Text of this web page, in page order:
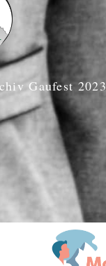
Gaufest 2023